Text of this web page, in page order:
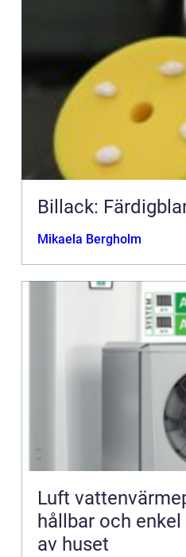
Billack:
Mikaela Bergholm
Luft
hållbar och
av huset